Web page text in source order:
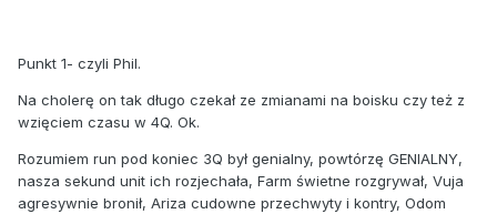
Punkt 1- czyli Phil.
Na cholerę on tak długo czekał ze zmianami na boisku czy też z
wzięciem czasu w 4Q. Ok.
Rozumiem run pod koniec 3Q był genialny, powtórzę GENIALNY,
nasza sekund unit ich rozjechała, Farm świetne rozgrywał, Vuja
agresywnie bronił, Ariza cudowne przechwyty i kontry, Odom